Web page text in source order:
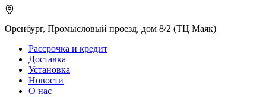
Оренбург, Промысловый проезд, дом 8/2 (ТЦ Маяк)
Рассрочка и кредит
Доставка
Установка
Новости
О нас